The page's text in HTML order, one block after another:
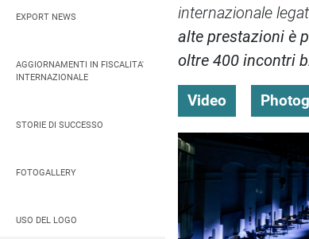
internazionale
alte prestazioni è
oltre 400 incontri
Video
EXPORT NEWS
AGGIORNAMENTI IN FISCALITA'
INTERNAZIONALE
STORIE DI SUCCESSO
FOTOGALLERY
USO DEL LOGO